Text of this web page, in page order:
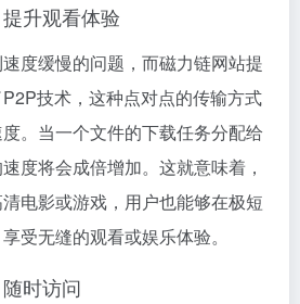
提升观看体验
度缓慢的问题，而磁力链网站提
技术，这种点对点的传输方式
。当一个文件的下载任务分配给
度将会成倍增加。这就意味着，
电影或游戏，用户也能够在极短
受无缝的观看或娱乐体验。
随时访问